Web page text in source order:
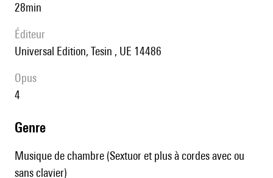
28min
éditeur
Universal Edition, Tesin , UE 14486
Opus
4
genre
Musique de chambre (Sextuor et plus à cordes avec ou
sans clavier)